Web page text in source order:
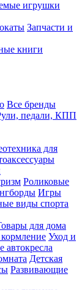
игрушки
Запчасти и
книги
Все бренды
педали, КПП
для
Роликовые
Игры
виды спорта
для дома
Уход и
автокресла
Детская
Развивающие